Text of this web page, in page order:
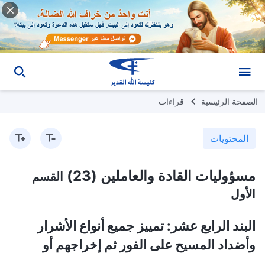
الصفحة الرئيسية قراءات
المحتويات
مسؤوليات القادة والعاملين (23)
القسم
الأول
البند الرابع عشر: تمييز جميع أنواع الأشرار
وأضداد المسيح على الفور ثم إخراجهم أو